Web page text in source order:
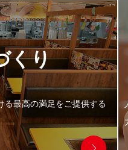
くり
る最高の満足をご提供する